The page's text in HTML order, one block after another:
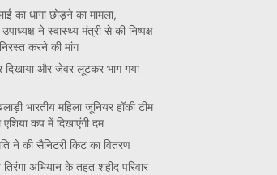
का धागा छोड़ने का मामला,
ने स्वास्थ्य मंत्री से की निष्पक्ष
करने की मांग
दिखाया और जेवर लूटकर भाग गया
भारतीय महिला जूनियर हॉकी टीम
कप में दिखाएंगी दम
ने की सैनिटरी किट का वितरण
तिरंगा अभियान के तहत शहीद परिवार